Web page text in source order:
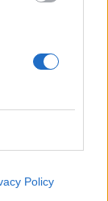
Policy
par un